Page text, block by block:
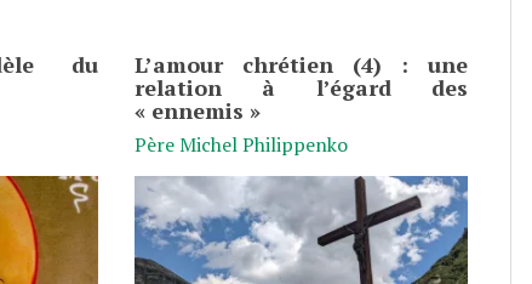
du L’amour chrétien (4) : une
relation à l’égard des
« ennemis »
Père Michel Philippenko